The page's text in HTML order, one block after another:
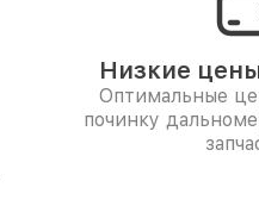
Низкие
Оптимальные
починку